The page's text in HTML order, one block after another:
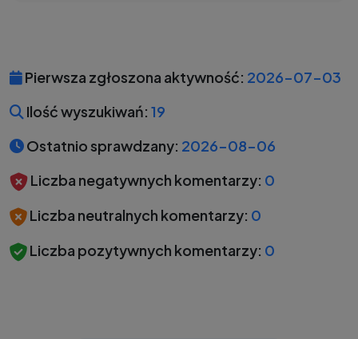
Pierwsza zgłoszona aktywność: 2026-07-03
Ilość wyszukiwań: 19
Ostatnio sprawdzany: 2026-08-06
Liczba negatywnych komentarzy: 0
Liczba neutralnych komentarzy: 0
Liczba pozytywnych komentarzy: 0